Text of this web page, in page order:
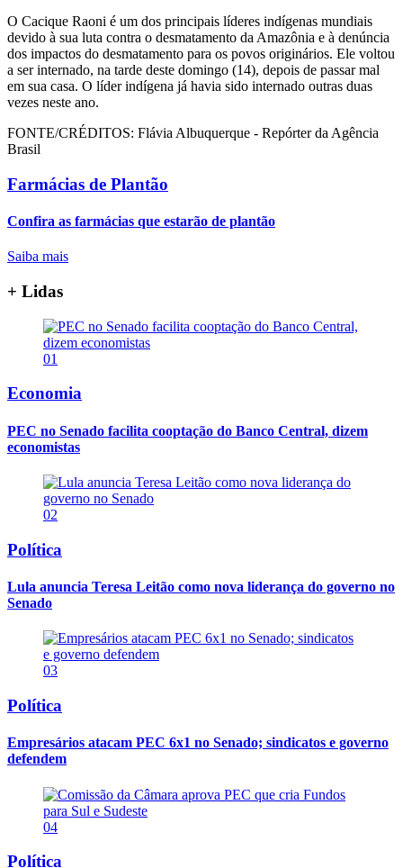
O Cacique Raoni é um dos principais líderes indígenas mundiais
devido à sua luta contra o desmatamento da Amazônia e à denúncia
dos impactos do desmatamento para os povos originários. Ele voltou
a ser internado, na tarde deste domingo (14), depois de passar mal
em sua casa. O líder indígena já havia sido internado outras duas
vezes neste ano.
FONTE/CRÉDITOS: Flávia Albuquerque - Repórter da Agência
Brasil
Farmácias de Plantão
Confira as farmácias que estarão de plantão
Saiba mais
+ Lidas
01
Economia
PEC no Senado facilita cooptação do Banco Central, dizem
economistas
02
Política
Lula anuncia Teresa Leitão como nova liderança do governo no
Senado
03
Política
Empresários atacam PEC 6x1 no Senado; sindicatos e governo
defendem
04
Política